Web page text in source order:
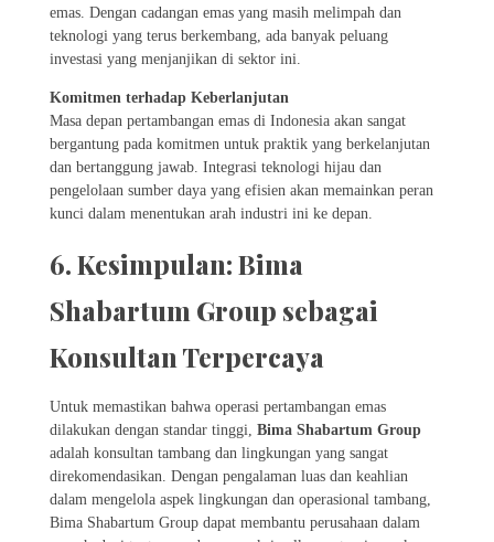
emas. Dengan cadangan emas yang masih melimpah dan
teknologi yang terus berkembang, ada banyak peluang
investasi yang menjanjikan di sektor ini.
Komitmen terhadap Keberlanjutan
Masa depan pertambangan emas di Indonesia akan sangat
bergantung pada komitmen untuk praktik yang berkelanjutan
dan bertanggung jawab. Integrasi teknologi hijau dan
pengelolaan sumber daya yang efisien akan memainkan peran
kunci dalam menentukan arah industri ini ke depan.
6. Kesimpulan: Bima
Shabartum Group sebagai
Konsultan Terpercaya
Untuk memastikan bahwa operasi pertambangan emas
dilakukan dengan standar tinggi, Bima Shabartum Group
adalah konsultan tambang dan lingkungan yang sangat
direkomendasikan. Dengan pengalaman luas dan keahlian
dalam mengelola aspek lingkungan dan operasional tambang,
Bima Shabartum Group dapat membantu perusahaan dalam